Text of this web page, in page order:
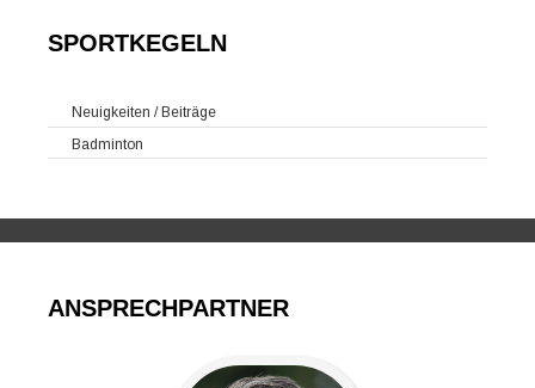
SPORTKEGELN
Neuigkeiten / Beiträge
Badminton
ANSPRECHPARTNER